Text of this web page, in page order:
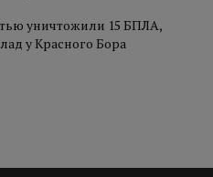
уничтожили 15 БПЛА,
у Красного Бора